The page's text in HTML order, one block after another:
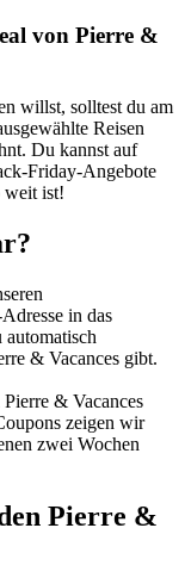
von Pierre &
willst, solltest du am
Reisen
Du kannst auf
Friday-Angebote
weit ist!
in das
& Vacances gibt.
& Vacances
zeigen wir
zwei Wochen
Pierre &